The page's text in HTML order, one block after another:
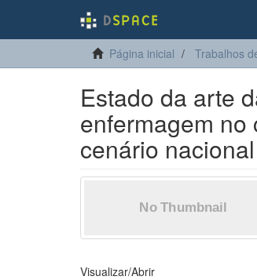
Página inicial Trabalhos
Estado da arte
enfermagem
cenário
Visualizar/Abrir